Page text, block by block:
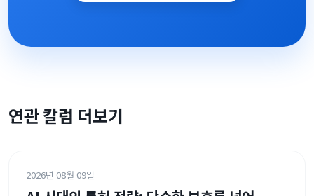
연관 칼럼 더보기
2026년 08월 09일